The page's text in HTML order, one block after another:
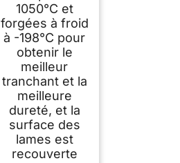
1050°C et
forgées à froid
à -198°C pour
obtenir le
meilleur
tranchant et la
meilleure
dureté, et la
surface des
lames est
recouverte